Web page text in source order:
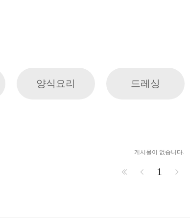
양식요리 드레싱
게시물이 없습니다.
1